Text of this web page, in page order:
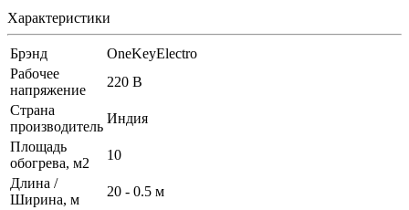
Характеристики
Брэнд
OneKeyElectro
Рабочее
напряжение
220 В
Страна
производитель
Индия
Площадь
обогрева, м2
10
Длина /
Ширина, м
20 - 0.5 м